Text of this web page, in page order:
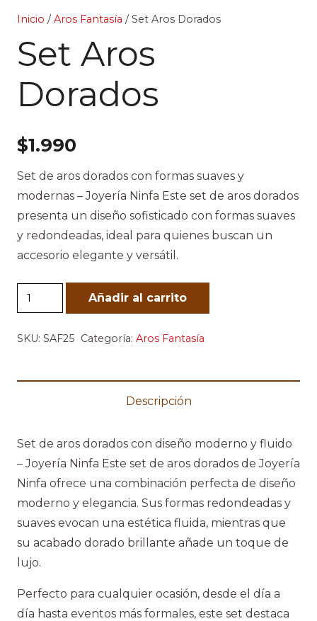
Inicio /Aros Fantasía / Set Aros Dorados
Set Aros
Dorados
$1.990
Set de aros dorados con formas suaves y
modernas – Joyería Ninfa Este set de aros dorados
presenta un diseño sofisticado con formas suaves
y redondeadas, ideal para quienes buscan un
accesorio elegante y versátil.
Set
Aros
Dorados
Añadir al carrito
SKU: SAF25 Categoría: Aros Fantasía
Descripción
Set de aros dorados con diseño moderno y fluido
– Joyería Ninfa Este set de aros dorados de Joyería
Ninfa ofrece una combinación perfecta de diseño
moderno y elegancia. Sus formas redondeadas y
suaves evocan una estética fluida, mientras que
su acabado dorado brillante añade un toque de
lujo.
Perfecto para cualquier ocasión, desde el día a
día hasta eventos más formales, este set destaca